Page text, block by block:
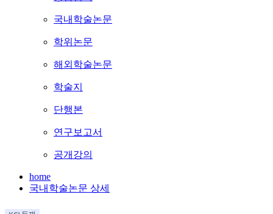
국내학술논문
학위논문
해외학술논문
학술지
단행본
연구보고서
공개강의
home
국내학술논문 상세